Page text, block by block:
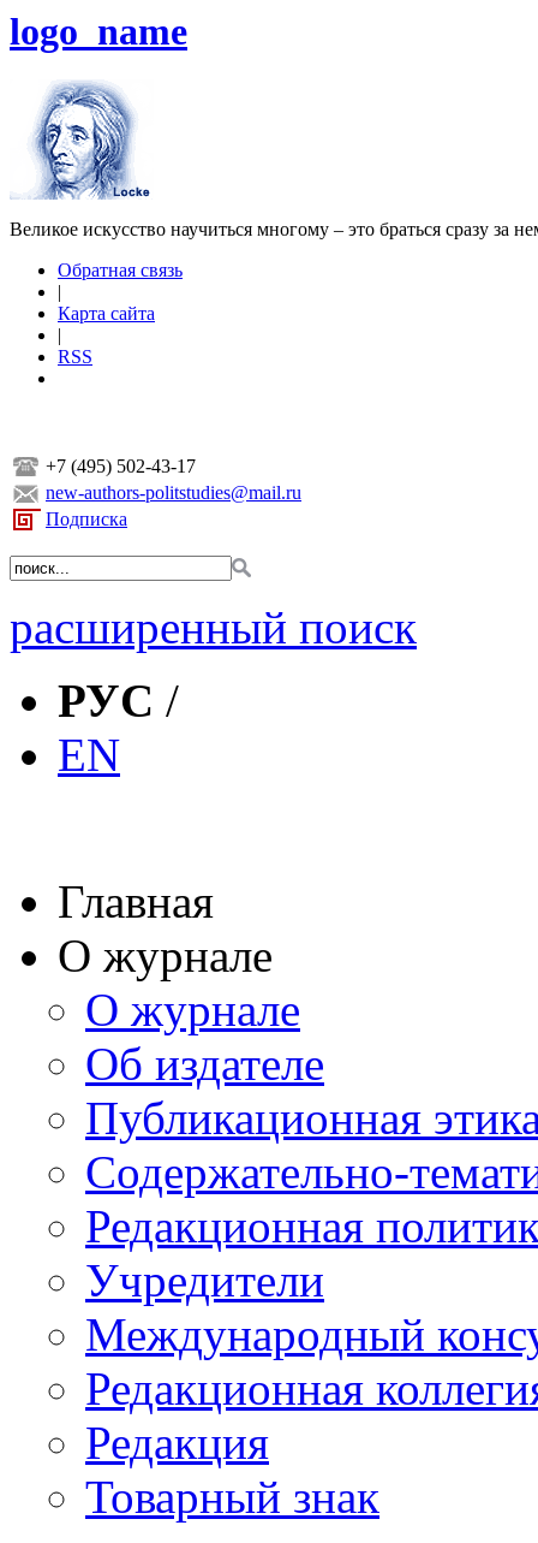
logo_name
Великое искусство научиться многому – это браться сразу за
Обратная связь
|
Карта сайта
|
RSS
+7 (495) 502-43-17
new-authors-politstudies@mail.ru
Подписка
расширенный поиск
РУС /
EN
Главная
О журнале
О журнале
Об издателе
Публикационная
Содержательно-
Редакционная
Учредители
Международный
Редакционная
Редакция
Товарный знак